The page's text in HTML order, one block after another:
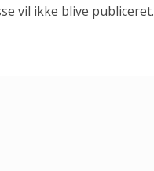
vil ikke blive publiceret.